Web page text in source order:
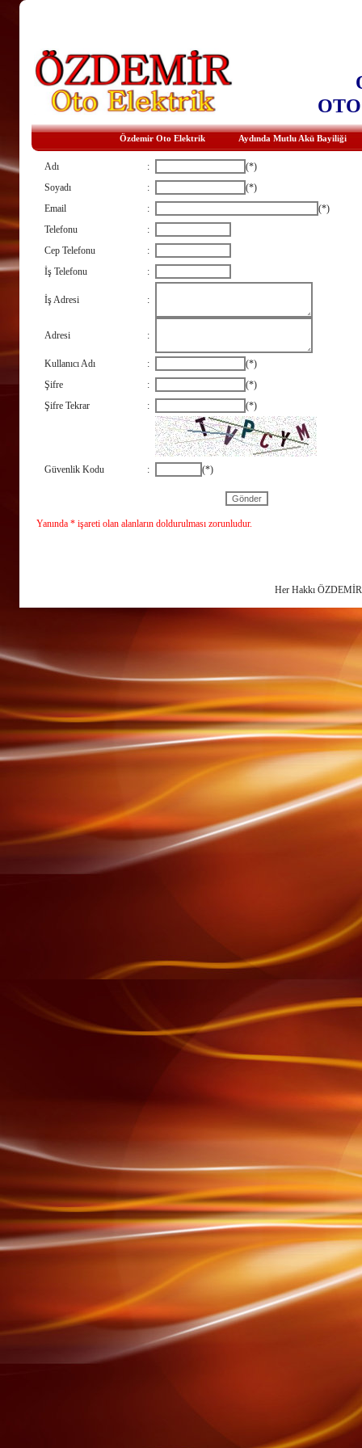
Özdemir Oto Elektrik Aydında Mutlu Akü Bayiliği
Adı :
(*)
Soyadı
:
(*)
Email
:
(*)
Telefonu
:
Cep Telefonu
:
İş Telefonu
:
İş Adresi :
Adresi :
Kullanıcı Adı :
(*)
Şifre
:
(*)
Şifre Tekrar
: (*)
Güvenlik Kodu : (*)
Yanında * işareti olan alanların doldurulması zorunludur.
Her Hakkı